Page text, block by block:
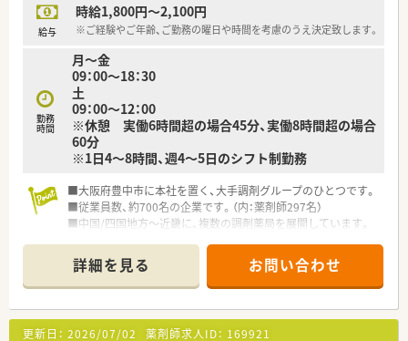
給与
時給1,800円～2,100円
※ご経験やご年齢、ご勤務の曜日や時間を考慮のうえ決定致します。
勤務
時間
月～金
09：00～18：30
土
09：00～12：00
※休憩 実働6時間超の場合45分、実働8時間超の場合
60分
※1日4～8時間、週4～5日のシフト制勤務
■大阪府豊中市に本社を置く、大手調剤グループのひとつです。
■従業員数、約700名の企業です。（内：薬剤師297名）
■中国/四国地方～近畿に、複数の調剤薬局を展開しています。
詳細を見る お問い合わせ
更新日： 2026/07/02 薬剤師求人ID： 169921